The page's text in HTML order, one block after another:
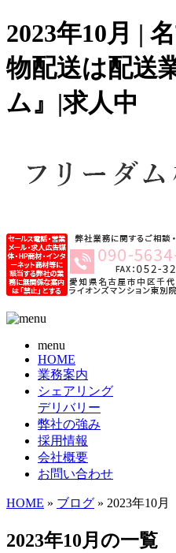
2023年10月 |
物配送は配送
ム』|求人中
menu
HOME
業務案内
シェアリング
デリバリー
弊社の強み
採用情報
会社概要
お問い合わせ
HOME » ブログ » 2023年10月
2023年10月の一覧